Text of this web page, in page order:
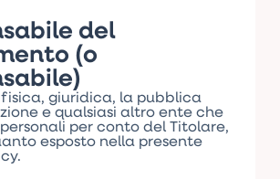
del
(o
fisica, giuridica, la pubblica
e qualsiasi altro ente che
per conto del Titolare,
esposto nella presente